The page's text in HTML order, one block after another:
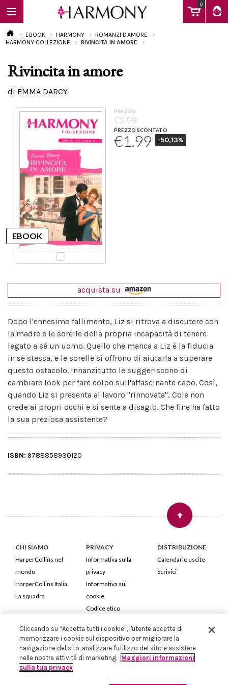
0
EBOOK
EBOOK HARMONY
ROMANZI D'AMORE
HARMONY COLLEZIONE
RIVINCITA IN AMORE
Rivincita in amore
di EMMA DARCY
PREZZO
€3.99
PREZZO SCONTATO
€1.99 -50,13%
acquista su
Dopo l'ennesimo fallimento, Liz si ritrova a discutere con
la madre e le sorelle della propria incapacità di tenere
legato a sé un uomo. Quello che manca a Liz è la fiducia
in se stessa, e le sorelle si offrono di aiutarla a superare
questo ostacolo. Innanzitutto le suggeriscono di
cambiare look per fare colpo sull'affascinante capo. Così,
quando Liz si presenta al lavoro "rinnovata", Cole non
crede ai propri occhi e si sente a disagio. Che fine ha fatto
la sua preziosa assistente?
ISBN: 9788858930120
CHI SIAMO
HarperCollins nel
mondo
HarperCollins Italia
La squadra
PRIVACY
Informativa sulla
privacy
Informativa sui
cookie
Codice etico
DISTRIBUZIONE
Calendario uscite
Scrivici
HarperCollins Italia S.p.A. Viale Monte Nero, 84 - 20135 Milano
Cod. Fiscale e P.IVA 05946780151 - Capitale Sociale 258.250 €
Iscritta in Milano al Registro delle imprese nr.198004 e REA nr.1051898
Cliccando su “Accetta tutti i cookie”, l'utente accetta di
memorizzare i cookie sul dispositivo per migliorare la
navigazione del sito, analizzare l'utilizzo del sito e assistere
nelle nostre attività di marketing. Maggiori informazioni
sulla tua privacy